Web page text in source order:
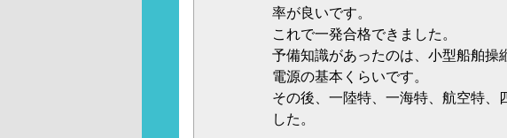
率が良いです。
これで一発合格できました。
予備知識があったのは、小型船舶操
電源の基本くらいです。
その後、一陸特、一海特、航空特、
した。